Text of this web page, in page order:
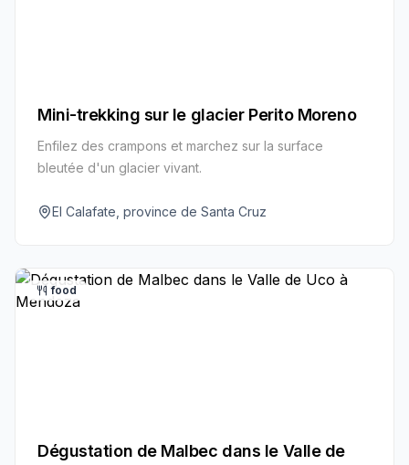
Mini-trekking sur le glacier Perito Moreno
Enfilez des crampons et marchez sur la surface
bleutée d'un glacier vivant.
El Calafate, province de Santa Cruz
food
Dégustation de Malbec dans le Valle de